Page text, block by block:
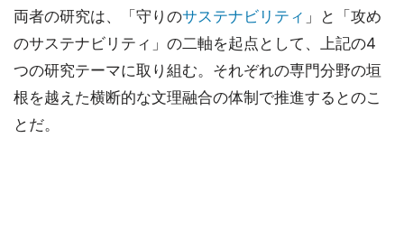
両者の研究は、「守りのサステナビリティ 」と「攻め
のサステナビリティ」の二軸を起点として、上記の4
つの研究テーマに取り組む。それぞれの専門分野の垣
根を越えた横断的な文理融合の体制で推進するとのこ
とだ。